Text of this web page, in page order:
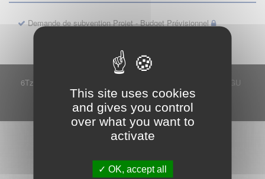
Demande de subvention Projet - Budget Prévisionnel
6Tzen ©2015 - Tous droits réservés
CGU
Plan du site
FAQ
Contact
Ce service est proposé par6Tzen
This site uses cookies
and gives you control
over what you want to
activate
OK, accept all